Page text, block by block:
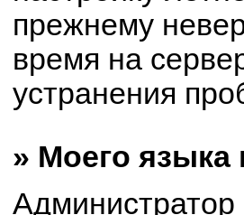
прежнему
время на
устранения
» Моего языка
Администратор